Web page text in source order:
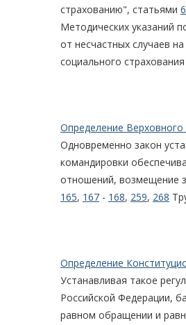
страхованию", статьями
Методических указаний
от несчастных случаев
социального
Определение
Одновременно закон
командировки
отношений, возмещение
165, 167 - 168, 259, 268
Определение
Устанавливая такое
Российской Федерации,
равном обращении и